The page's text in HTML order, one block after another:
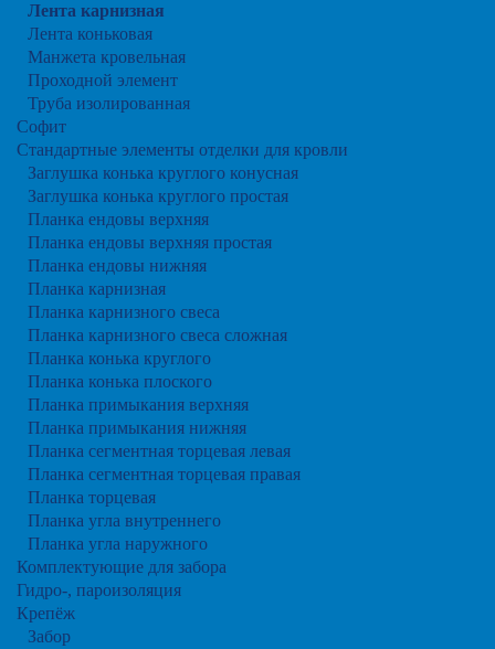
Лента карнизная
Лента коньковая
Манжета кровельная
Проходной элемент
Труба изолированная
Софит
Стандартные элементы отделки для кровли
Заглушка конька круглого конусная
Заглушка конька круглого простая
Планка ендовы верхняя
Планка ендовы верхняя простая
Планка ендовы нижняя
Планка карнизная
Планка карнизного свеса
Планка карнизного свеса сложная
Планка конька круглого
Планка конька плоского
Планка примыкания верхняя
Планка примыкания нижняя
Планка сегментная торцевая левая
Планка сегментная торцевая правая
Планка торцевая
Планка угла внутреннего
Планка угла наружного
Комплектующие для забора
Гидро-, пароизоляция
Крепёж
Забор